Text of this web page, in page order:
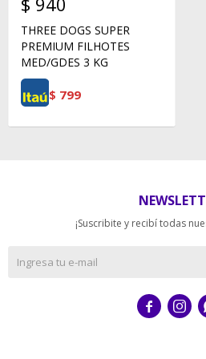
THREE DOGS SUPER
PREMIUM FILHOTES
MED/GDES 3 KG
$ 799
¡Suscribite y recibí todas
 